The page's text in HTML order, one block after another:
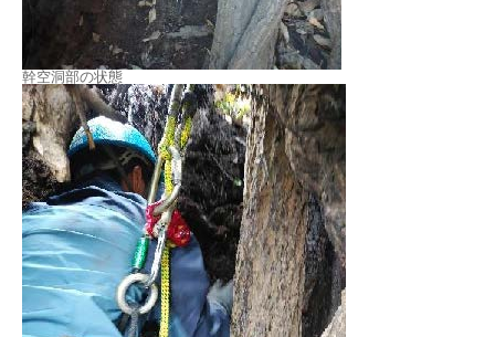
幹空洞部の状態